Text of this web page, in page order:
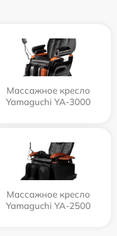
Массажное кресло
Yamaguchi YA-3000
Массажное кресло
Yamaguchi YA-2500